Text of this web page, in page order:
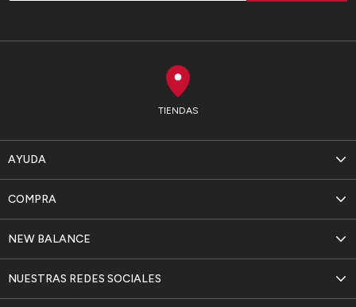
TIENDAS
AYUDA
NEW BALANCE
COMPRA
NUESTRAS REDES SOCIALES